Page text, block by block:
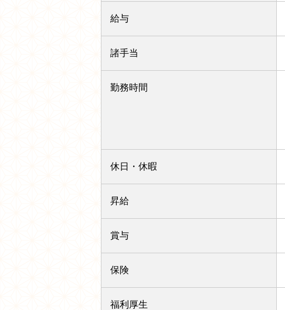
給与
諸手当
勤務時間
休日・休暇
昇給
賞与
保険
福利厚生